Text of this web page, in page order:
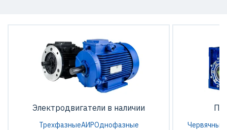
Электродвигатели в наличии
ТрехфазныеАИРОднофазные Червячные